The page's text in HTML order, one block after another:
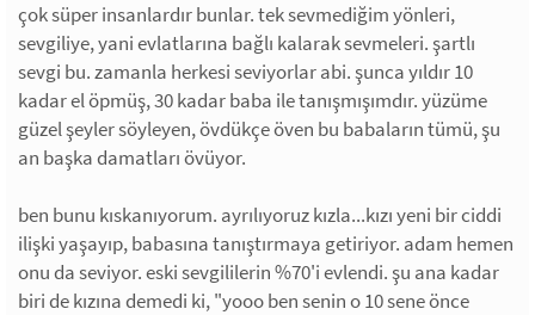
çok süper insanlardır bunlar. tek sevmediğim yönleri,
sevgiliye, yani evlatlarına bağlı kalarak sevmeleri. şartlı
sevgi bu. zamanla herkesi seviyorlar abi. şunca yıldır 10
kadar el öpmüş, 30 kadar baba ile tanışmışımdır. yüzüme
güzel şeyler söyleyen, övdükçe öven bu babaların tümü, şu
an başka damatları övüyor.
ben bunu kıskanıyorum. ayrılıyoruz kızla...kızı yeni bir ciddi
ilişki yaşayıp, babasına tanıştırmaya getiriyor. adam hemen
onu da seviyor. eski sevgililerin %70'i evlendi. şu ana kadar
biri de kızına demedi ki, "yooo ben senin o 10 sene önce